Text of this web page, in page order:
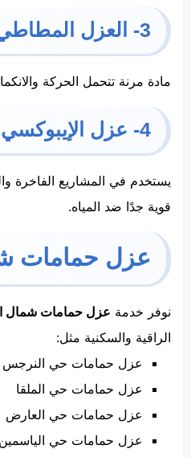
3- العزل المطاطي الحديث
مادة مرنة تتحمل الحركة
4- عزل الإيبوكسي
يستخدم في المشاريع الفاخرة
قوية جدًا ضد المياه.
عزل حمامات
نوفر خدمة عزل حمامات شمال
الراقية والسكنية مثل:
عزل حمامات حي النرجس
عزل حمامات حي الملقا
عزل حمامات حي العارض
عزل حمامات حي الياسمين